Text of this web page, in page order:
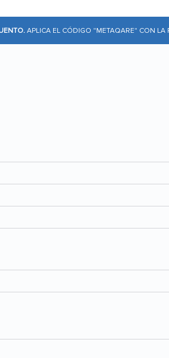
APLICA EL CÓDIGO "METAQARE" CON LA